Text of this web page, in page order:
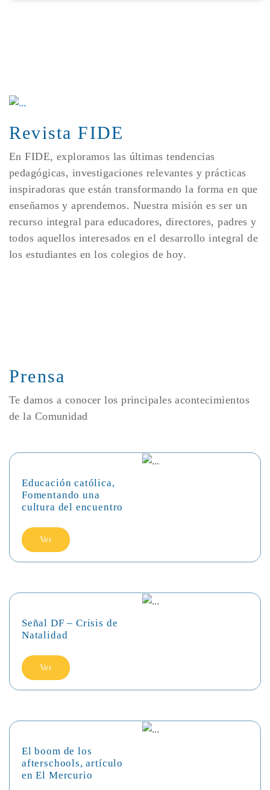
Revista FIDE
En FIDE, exploramos las últimas tendencias
pedagógicas, investigaciones relevantes y prácticas
inspiradoras que están transformando la forma en que
enseñamos y aprendemos. Nuestra misión es ser un
recurso integral para educadores, directores, padres y
todos aquellos interesados en el desarrollo integral de
los estudiantes en los colegios de hoy.
Prensa
Te damos a conocer los principales acontecimientos
de la Comunidad
Educación católica,
Fomentando una
cultura del encuentro
Ver
Señal DF – Crisis de
Natalidad
Ver
El boom de los
afterschools, artículo
en El Mercurio